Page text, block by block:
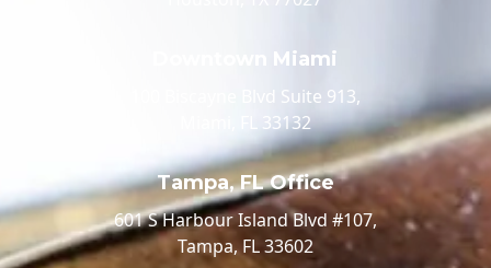
Downtown Miami
100 Biscayne Blvd Suite 913,
Miami, FL 33132
Tampa, FL Office
601 S Harbour Island Blvd #107,
Tampa, FL 33602